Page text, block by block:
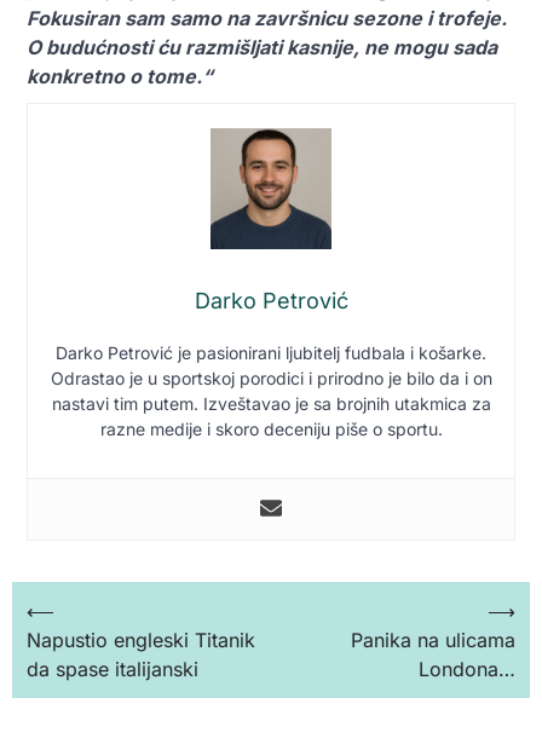
Fokusiran sam samo na završnicu sezone i trofeje.
O budućnosti ću razmišljati kasnije, ne mogu sada
konkretno o tome.“
Darko Petrović
Darko Petrović je pasionirani ljubitelj fudbala i košarke.
Odrastao je u sportskoj porodici i prirodno je bilo da i on
nastavi tim putem. Izveštavao je sa brojnih utakmica za
razne medije i skoro deceniju piše o sportu.
Кретање
чланка
⟵
Napustio engleski Titanik
da spase italijanski
Panika na ulicama
Londona…
⟶